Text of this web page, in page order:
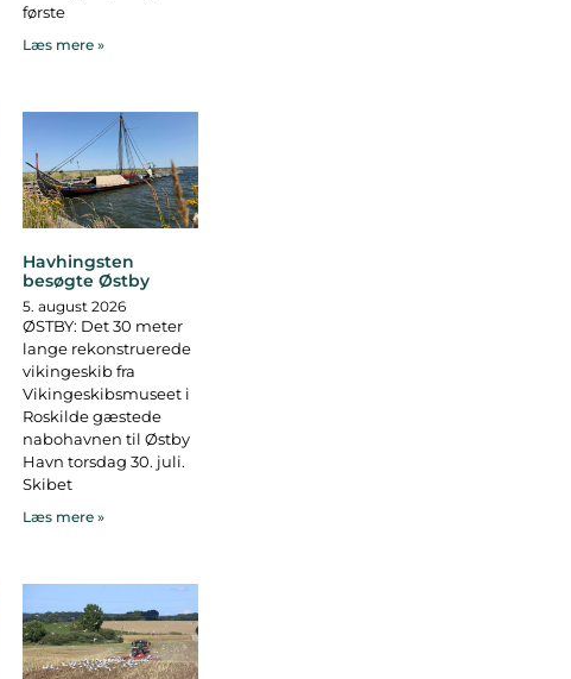
første
Læs mere »
Havhingsten
besøgte Østby
5. august 2026
ØSTBY: Det 30 meter
lange rekonstruerede
vikingeskib fra
Vikingeskibsmuseet i
Roskilde gæstede
nabohavnen til Østby
Havn torsdag 30. juli.
Skibet
Læs mere »